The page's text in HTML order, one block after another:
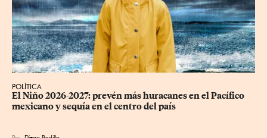
POLÍTICA
El Niño 2026-2027: prevén más huracanes en el Pacífico
mexicano y sequía en el centro del país